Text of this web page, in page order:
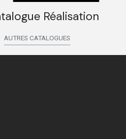
Réalisation
AUTRES CATALOGUES